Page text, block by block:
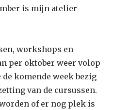
is mijn atelier
workshops en
per oktober weer volop
komende week bezig
van de cursussen.
of er nog plek is